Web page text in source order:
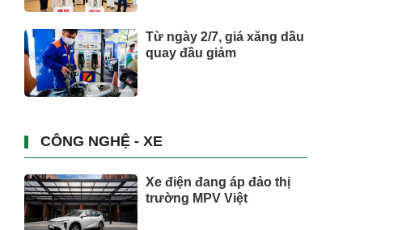
Từ ngày 2/7, giá xăng dầu
quay đầu giảm
CÔNG NGHỆ - XE
Xe điện đang áp đảo thị
trường MPV Việt